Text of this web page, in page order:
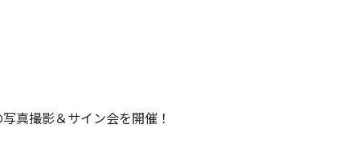
真撮影＆サイン会を開催！